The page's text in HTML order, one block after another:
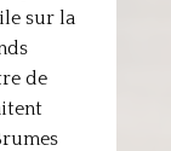
sur la
de